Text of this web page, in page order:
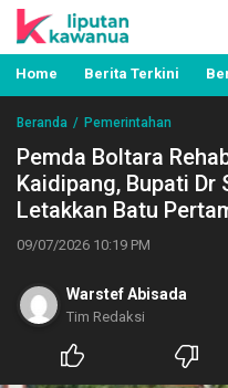
Liputan Kawanua
Berita Manado,
Pemerintahan,
Home Berita Terkini
Beranda Pemerintahan
Pemda Boltara
Kaidipang, Bupati Dr
Letakkan Batu
09/07/2026 10:19 PM
Warstef Abisada
Tim Redaksi